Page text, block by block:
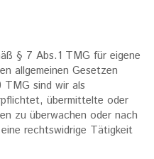
§ 7 Abs.1 TMG für eigene
allgemeinen Gesetzen
sind wir als
übermittelte oder
zu überwachen oder nach
rechtswidrige Tätigkeit